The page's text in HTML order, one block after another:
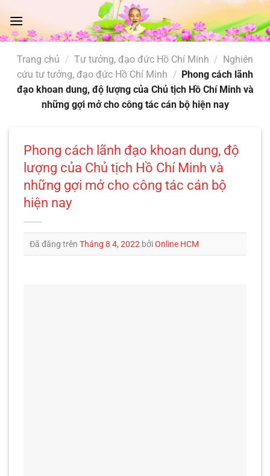
đến
nội
Trang chủ / Tư tưởng, đạo đức Hồ Chí Minh / Nghiên
cứu tư tưởng, đạo đức Hồ Chí Minh / Phong cách lãnh
đạo khoan dung, độ lượng của Chủ tịch Hồ Chí Minh và
những gợi mở cho công tác cán bộ hiện nay
Phong cách lãnh đạo khoan dung, độ
lượng của Chủ tịch Hồ Chí Minh và
những gợi mở cho công tác cán bộ
hiện nay
Đã đăng trên Tháng 8 4, 2022 bởiOnline HCM